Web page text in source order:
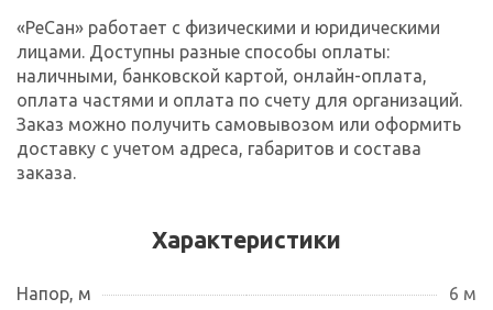
«РеСан» работает с физическими и юридическими
лицами. Доступны разные способы оплаты:
наличными, банковской картой, онлайн-оплата,
оплата частями и оплата по счету для организаций.
Заказ можно получить самовывозом или оформить
доставку с учетом адреса, габаритов и состава
заказа.
Характеристики
Напор, м
6 м